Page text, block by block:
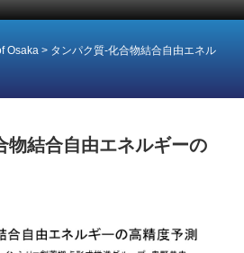
Osaka > タンパク質-化合物結合自由エネル
物結合自由エネルギーの